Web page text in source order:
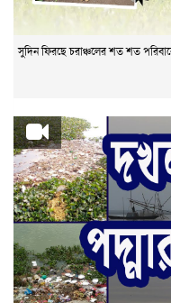
সুদিন ফিরছে চরাঞ্চলের শত শত